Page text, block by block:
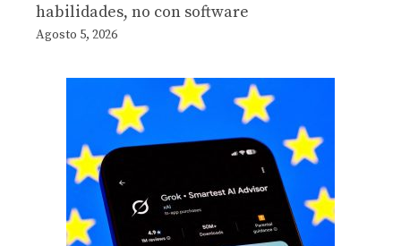
habilidades, no con software
Agosto 5, 2026